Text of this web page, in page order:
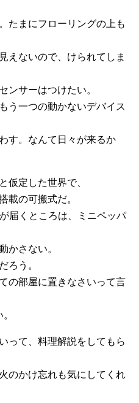
たまにフローリングの上も
えないので、けられてしま
ンサーはつけたい。
う一つの動かないデバイス
す。なんて日々が来るか
仮定した世界で、
載の可搬式だ。
届くところは、ミニペッパ
かさない。
ろう。
の部屋に置きなさいって言
って、料理解説をしてもら
のかけ忘れも気にしてくれ